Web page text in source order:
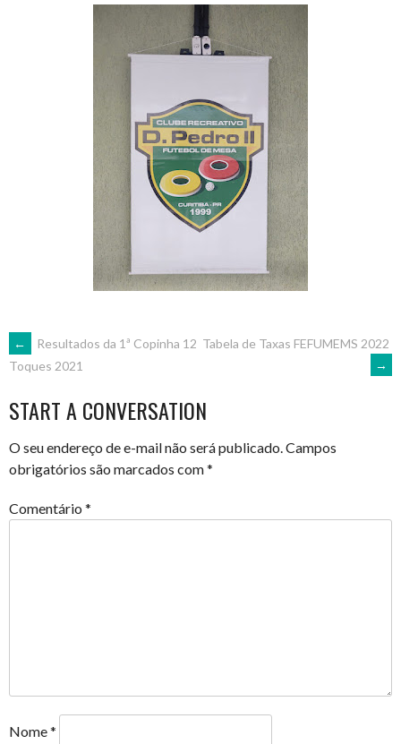
POST
NAVIGATION
←
Resultados da 1ª Copinha 12
Toques 2021
Tabela de Taxas FEFUMEMS 2022
→
START A CONVERSATION
O seu endereço de e-mail não será publicado. Campos
obrigatórios são marcados com*
Comentário *
Nome*